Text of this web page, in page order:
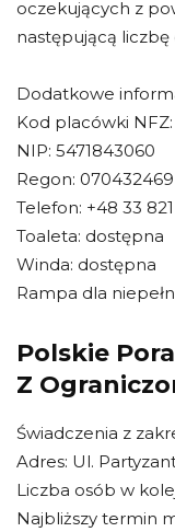
oczekujących z
następującą liczbę
Dodatkowe
Kod placówki NFZ:
NIP: 5471843060
Regon: 070432469
Telefon: +48 33
Toaleta: dostępna
Winda: dostępna
Rampa dla
Polskie
Z
Świadczenia z
Adres: Ul.
Liczba osób w
Najbliższy termin